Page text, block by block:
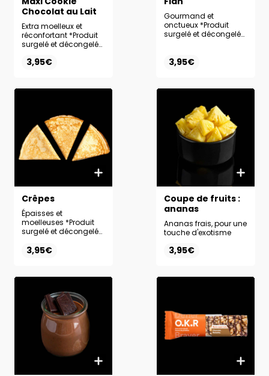
Chocolat au Lait
Extra moelleux et
réconfortant *Produit
surgelé et décongelé
3,95€
Gourmand et
onctueux *Produit
surgelé et décongelé
3,95€
Crêpes
Épaisses et
moelleuses *Produit
surgelé et décongelé
3,95€
Coupe de fruits :
ananas
Ananas frais, pour une
touche d'exotisme
3,95€